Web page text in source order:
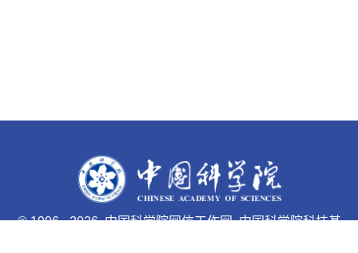
© 1996 -2026 中国科学院网信工作网 中国科学院科技基